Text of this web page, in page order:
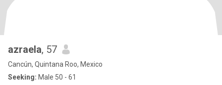
azraela, 57
Cancún, Quintana Roo, Mexico
Seeking: Male 50 - 61